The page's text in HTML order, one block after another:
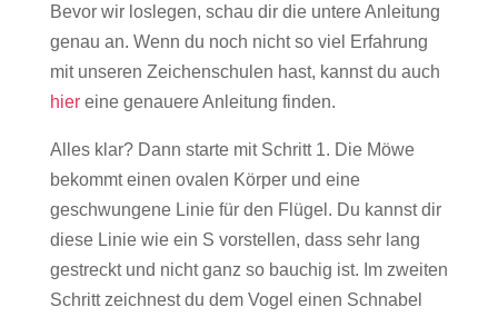
Bevor wir loslegen, schau dir die untere Anleitung
genau an. Wenn du noch nicht so viel Erfahrung
mit unseren Zeichenschulen hast, kannst du auch
hiereine genauere Anleitung finden.
Alles klar? Dann starte mit Schritt 1. Die Möwe
bekommt einen ovalen Körper und eine
geschwungene Linie für den Flügel. Du kannst dir
diese Linie wie ein S vorstellen, dass sehr lang
gestreckt und nicht ganz so bauchig ist. Im zweiten
Schritt zeichnest du dem Vogel einen Schnabel